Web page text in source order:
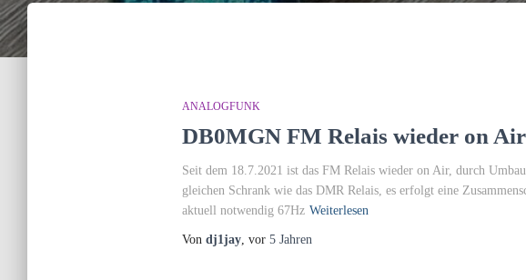
ANALOGFUNK
DB0MGN FM Relais wieder on Air
Seit dem 18.7.2021 ist das FM Relais wieder on Air, durch
gleichen Schrank wie das DMR Relais, es erfolgt eine
aktuell notwendig 67Hz Weiterlesen
Von dj1jay, vor 5 Jahren